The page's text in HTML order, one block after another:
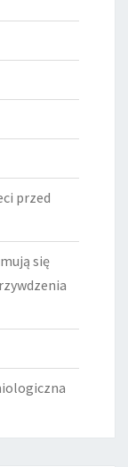
przed
się